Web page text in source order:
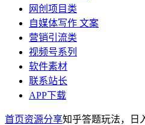
网创项目类
自媒体写作 文案
营销引流类
视频号系列
软件素材
联系站长
APP下载
首页资源分享知乎答题玩法，日